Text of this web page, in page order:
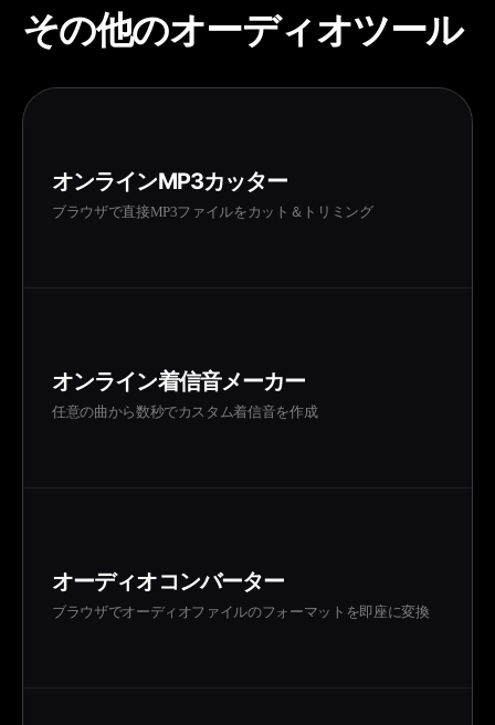
その他のオーディオツール
オンラインMP3カッター
ブラウザで直接MP3ファイルをカット＆トリミング
オンライン着信音メーカー
任意の曲から数秒でカスタム着信音を作成
オーディオコンバーター
ブラウザでオーディオファイルのフォーマットを即座に変換